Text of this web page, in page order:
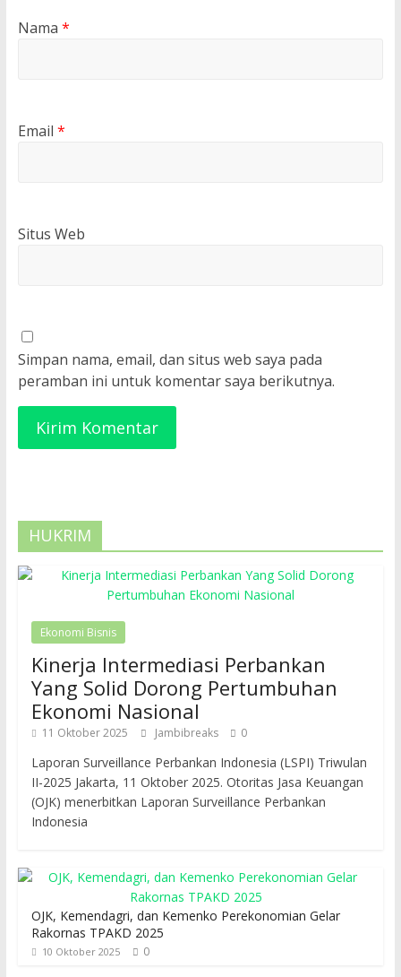
Nama *
Email *
Situs Web
Simpan nama, email, dan situs web saya pada
peramban ini untuk komentar saya berikutnya.
HUKRIM
Ekonomi Bisnis
Kinerja Intermediasi Perbankan
Yang Solid Dorong Pertumbuhan
Ekonomi Nasional
11 Oktober 2025 Jambibreaks 0
Laporan Surveillance Perbankan Indonesia (LSPI) Triwulan
II-2025 Jakarta, 11 Oktober 2025. Otoritas Jasa Keuangan
(OJK) menerbitkan Laporan Surveillance Perbankan
Indonesia
OJK, Kemendagri, dan Kemenko Perekonomian Gelar
Rakornas TPAKD 2025
10 Oktober 2025 0